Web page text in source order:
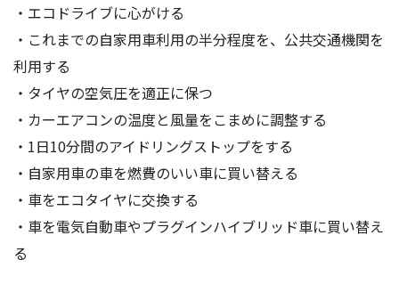
・エコドライブに心がける
・これまでの自家用車利用の半分程度を、公共交通機関を
利用する
・タイヤの空気圧を適正に保つ
・カーエアコンの温度と風量をこまめに調整する
・1日10分間のアイドリングストップをする
・自家用車の車を燃費のいい車に買い替える
・車をエコタイヤに交換する
・車を電気自動車やプラグインハイブリッド車に買い替え
る